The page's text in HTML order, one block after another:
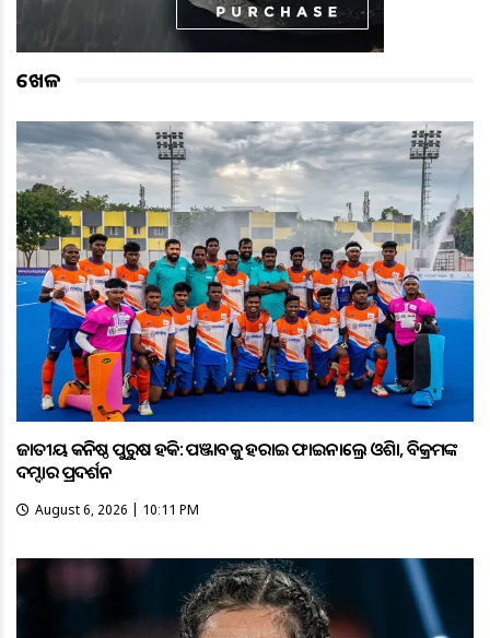
ଖେଳ
ଜାତୀୟ କନିଷ୍ଠ ପୁରୁଷ ହକି: ପଞ୍ଜାବକୁ ହରାଇ ଫାଇନାଲ୍ରେ ଓଡ଼ିଶା, ବିକ୍ରମଙ୍କ
ଦମ୍ଦାର ପ୍ରଦର୍ଶନ
August 6, 2026 | 10:11 PM